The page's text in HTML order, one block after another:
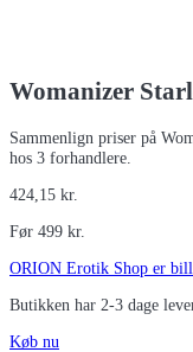
Womanizer
Sammenlign priser på
hos 3 forhandlere.
424,15 kr.
Før 499 kr.
ORION Erotik Shop er
Butikken har 2-3 dage
Køb nu